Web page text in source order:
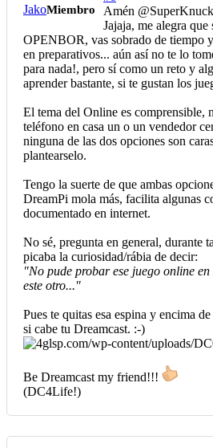
JakoMiembro
Amén
Jajaja, me alegra que
OPENBOR, vas sobrado de tiempo
en preparativos... aún así no te lo
para nada!, pero sí como un reto y
aprender bastante, si te gustan los
El tema del Online es comprensible,
teléfono en casa un o un vendedor
ninguna de las dos opciones son
plantearselo.
Tengo la suerte de que ambas
DreamPi mola más, facilita algunas
documentado en internet.
No sé, pregunta en general, durante
picaba la curiosidad/rábia de decir:
"No pude probar ese juego online
este otro..."
Pues te quitas esa espina y encima
si cabe tu Dreamcast. :-)
Be Dreamcast my friend!!!
(DC4Life!)